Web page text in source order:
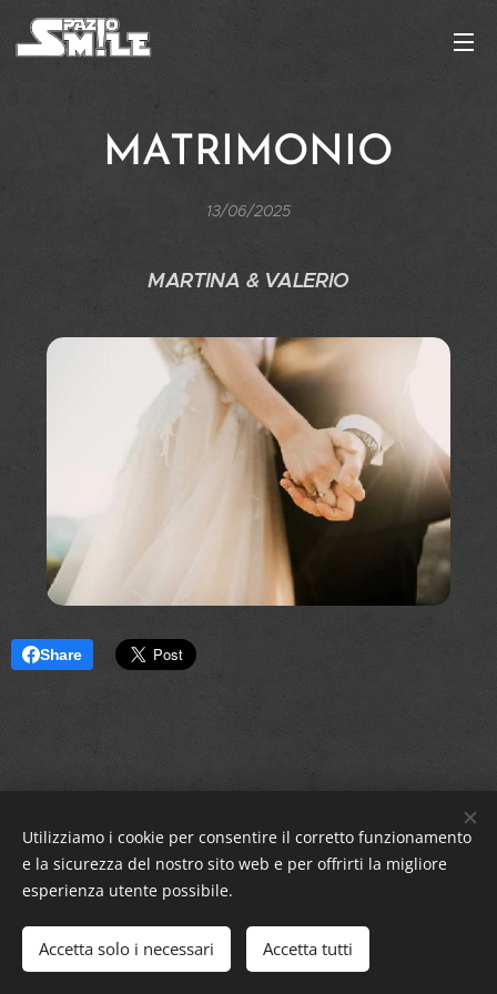
MATRIMONIO
13/06/2025
MARTINA & VALERIO
Share
Sm!leFra84 ®
Cookies
Utilizziamo i cookie per consentire il corretto funzionamento
e la sicurezza del nostro sito web e per offrirti la migliore
esperienza utente possibile.
Accetta solo i necessari Accetta tutti